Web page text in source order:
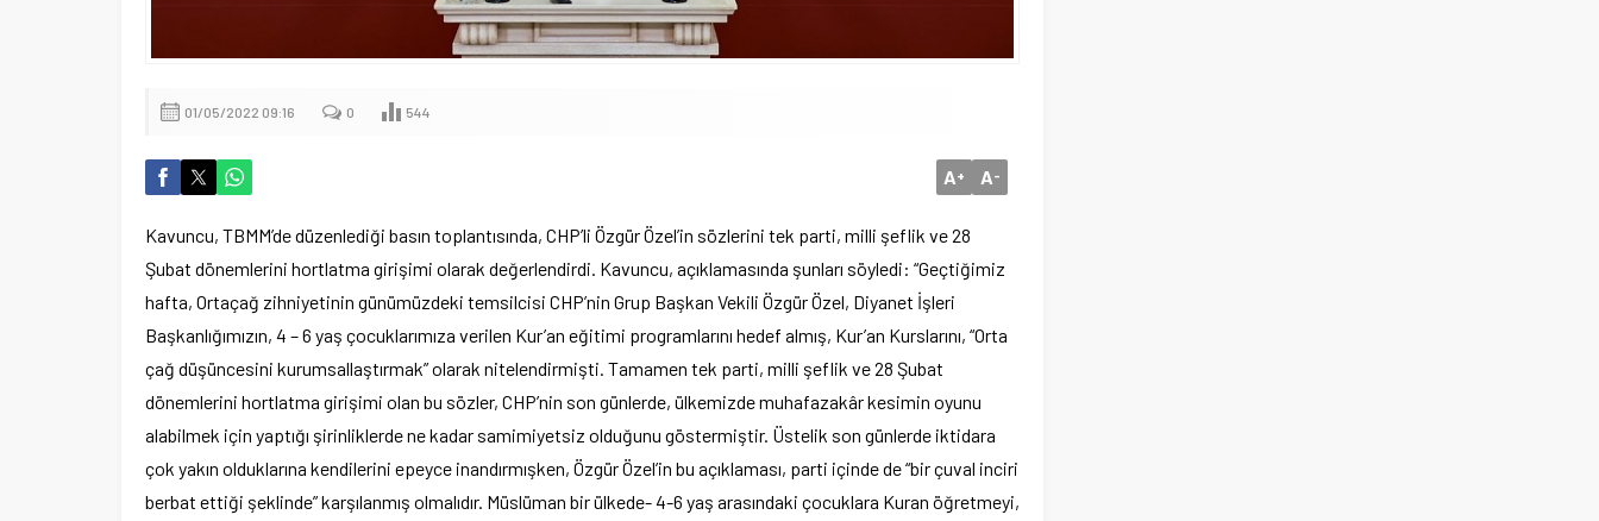
01/05/2022 09:16 0 544
A+ A-
Kavuncu, TBMM’de düzenlediği basın toplantısında, CHP’li Özgür Özel’in sözlerini tek parti, milli şeflik ve 28
Şubat dönemlerini hortlatma girişimi olarak değerlendirdi. Kavuncu, açıklamasında şunları söyledi: “Geçtiğimiz
hafta, Ortaçağ zihniyetinin günümüzdeki temsilcisi CHP’nin Grup Başkan Vekili Özgür Özel, Diyanet İşleri
Başkanlığımızın, 4 – 6 yaş çocuklarımıza verilen Kur’an eğitimi programlarını hedef almış, Kur’an Kurslarını, “Orta
çağ düşüncesini kurumsallaştırmak” olarak nitelendirmişti. Tamamen tek parti, milli şeflik ve 28 Şubat
dönemlerini hortlatma girişimi olan bu sözler, CHP’nin son günlerde, ülkemizde muhafazakâr kesimin oyunu
alabilmek için yaptığı şirinliklerde ne kadar samimiyetsiz olduğunu göstermiştir. Üstelik son günlerde iktidara
çok yakın olduklarına kendilerini epeyce inandırmışken, Özgür Özel’in bu açıklaması, parti içinde de “bir çuval inciri
berbat ettiği şeklinde” karşılanmış olmalıdır. Müslüman bir ülkede- 4-6 yaş arasındaki çocuklara Kuran öğretmeyi,